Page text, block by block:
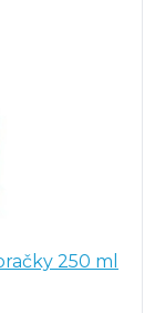
250 ml